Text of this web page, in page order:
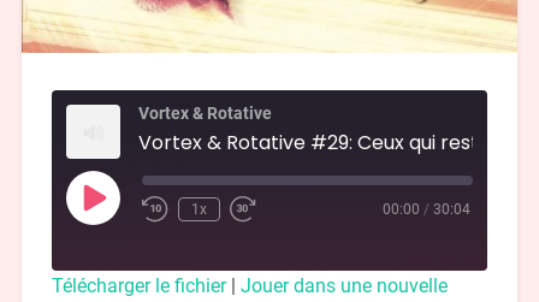
Vortex & Rotative
1x 00:00 / 30:04
Télécharger le fichier| Jouer dans une nouvelle